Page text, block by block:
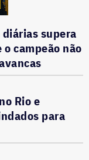
diárias supera
campeão não
Rio e
para